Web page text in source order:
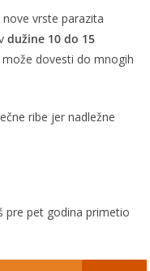
vrste parazita
dužine 10 do 15
dovesti do mnogih
ribe jer nadležne
pre pet godina primetio